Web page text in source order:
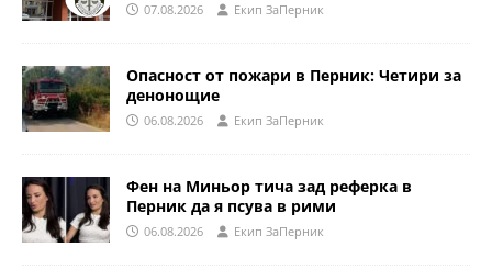
07.08.2026 Eкип ЗаПерник
Опасност от пожари в Перник: Четири за
денонощие
06.08.2026 Eкип ЗаПерник
Фен на Миньор тича зад реферка в
Перник да я псува в рими
06.08.2026 Eкип ЗаПерник